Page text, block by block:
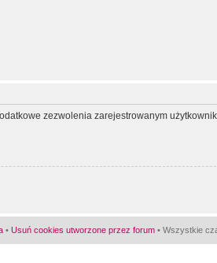
zezwolenia zarejestrowanym
• Usuń cookies utworzone przez forum • Wszystkie